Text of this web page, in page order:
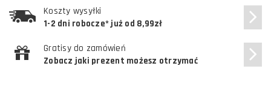
Koszty wysyłki
1-2 dni robocze* już od 8,99zł
Gratisy do zamówień
Zobacz jaki prezent możesz otrzymać